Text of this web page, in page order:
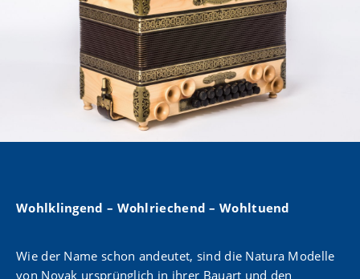
Wohlklingend – Wohlriechend – Wohltuend
Wie der Name schon andeutet, sind die Natura Modelle
von Novak ursprünglich in ihrer Bauart und den